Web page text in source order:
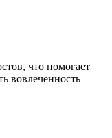
что помогает
вовлеченность